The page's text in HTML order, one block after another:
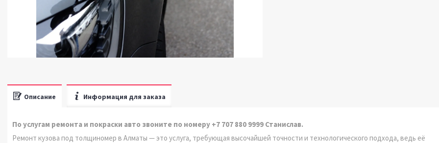
Описание Информация для заказа
По услугам ремонта и покраски авто звоните по номеру +7 707 880 9999 Станислав.
Ремонт кузова под толщиномер в Алматы — это услуга, требующая высочайшей точности и технологического подхода, ведь её